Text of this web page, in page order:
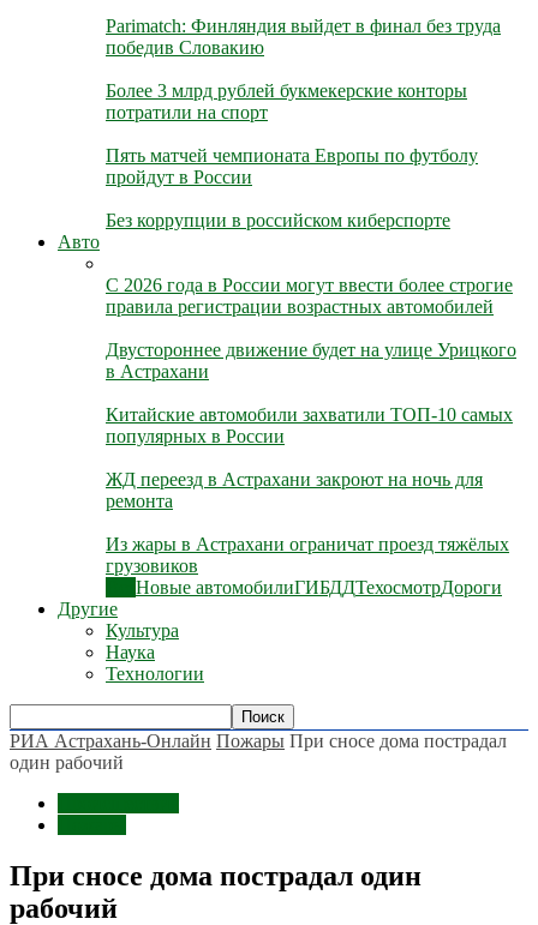
Parimatch: Финляндия выйдет в финал без труда
победив Словакию
Более 3 млрд рублей букмекерские конторы
потратили на спорт
Пять матчей чемпионата Европы по футболу
пройдут в России
Без коррупции в российском киберспорте
Авто
С 2026 года в России могут ввести более строгие
правила регистрации возрастных автомобилей
Двустороннее движение будет на улице Урицкого
в Астрахани
Китайские автомобили захватили ТОП-10 самых
популярных в России
ЖД переезд в Астрахани закроют на ночь для
ремонта
Из жары в Астрахани ограничат проезд тяжёлых
грузовиков
Новые автомобилиГИБДДТехосмотрДороги
Другие
Культура
Наука
Технологии
РИА Астрахань-Онлайн Пожары При сносе дома пострадал
один рабочий
При сносе дома пострадал один
рабочий